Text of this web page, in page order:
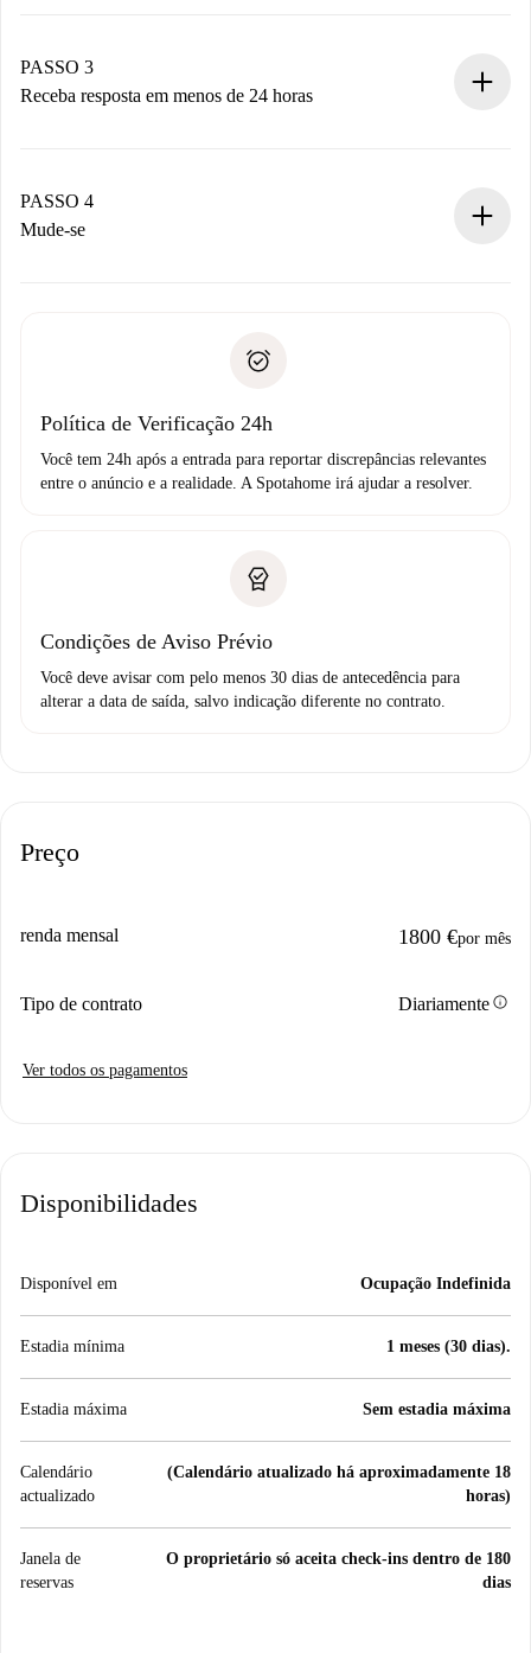
Não cobramos nada até que o proprietário confirme.
PASSO 3
Receba resposta em menos de 24 horas
proprietário.
Se recusada: não cobraremos nada e ofereceremos
Débito direto bancário
PASSO 4
Mude-se
não comunicar nenhum problema.
Política de Verificação 24h
Você tem 24h após a entrada para reportar discrepâncias relevantes
entre o anúncio e a realidade. A Spotahome irá ajudar a resolver.
Condições de Aviso Prévio
Você deve avisar com pelo menos 30 dias de antecedência para
alterar a data de saída, salvo indicação diferente no contrato.
Preço
renda mensal 1800 €por mês
Tipo de contrato Diariamenteinfo
Ver todos os pagamentos
Disponibilidades
Disponível em Ocupação Indefinida
Estadia mínima 1 meses (30 dias).
Estadia máxima Sem estadia máxima
Calendário
actualizado
(Calendário atualizado há aproximadamente 18
horas)
Janela de
reservas
O proprietário só aceita check-ins dentro de 180
dias